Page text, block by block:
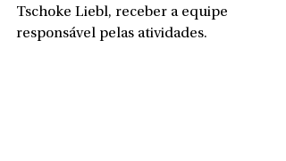
Tschoke Liebl, receber a equipe
responsável pelas atividades.